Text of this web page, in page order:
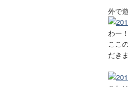
外で
わー
ここ
だき